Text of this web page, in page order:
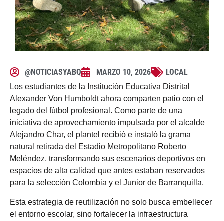
@NOTICIASYABQ MARZO 10, 2026 LOCAL
Los estudiantes de la Institución Educativa Distrital
Alexander Von Humboldt ahora comparten patio con el
legado del fútbol profesional. Como parte de una
iniciativa de aprovechamiento impulsada por el alcalde
Alejandro Char, el plantel recibió e instaló la grama
natural retirada del Estadio Metropolitano Roberto
Meléndez, transformando sus escenarios deportivos en
espacios de alta calidad que antes estaban reservados
para la selección Colombia y el Junior de Barranquilla.
Esta estrategia de reutilización no solo busca embellecer
el entorno escolar, sino fortalecer la infraestructura